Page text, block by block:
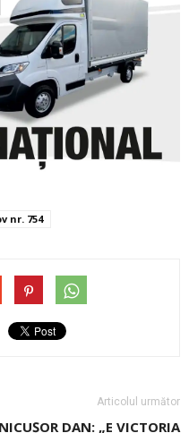
nr. 754
Articolul următor
NICUȘOR DAN: „E VICTORIA